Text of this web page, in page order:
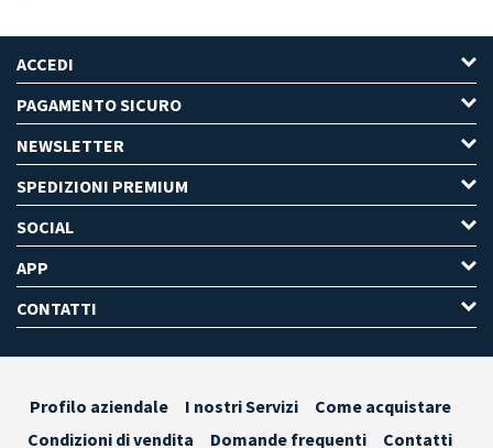
ACCEDI
PAGAMENTO SICURO
NEWSLETTER
SPEDIZIONI PREMIUM
SOCIAL
APP
CONTATTI
Profilo aziendale I nostri Servizi
Come acquistare
Condizioni di vendita
Domande frequenti Contatti